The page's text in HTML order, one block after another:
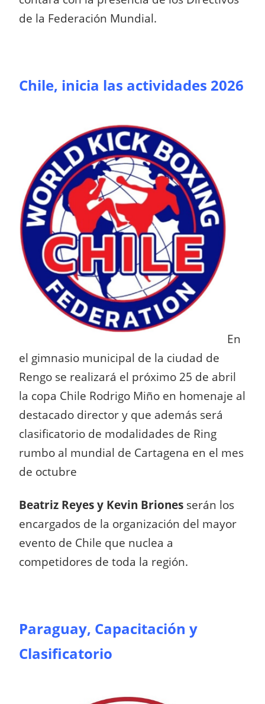
de la Federación Mundial.
Chile, inicia las actividades 2026
En
el gimnasio municipal de la ciudad de
Rengo se realizará el próximo 25 de abril
la copa Chile Rodrigo Miño en homenaje al
destacado director y que además será
clasificatorio de modalidades de Ring
rumbo al mundial de Cartagena en el mes
de octubre
Beatriz Reyes y Kevin Briones serán los
encargados de la organización del mayor
evento de Chile que nuclea a
competidores de toda la región.
Paraguay, Capacitación y
Clasificatorio